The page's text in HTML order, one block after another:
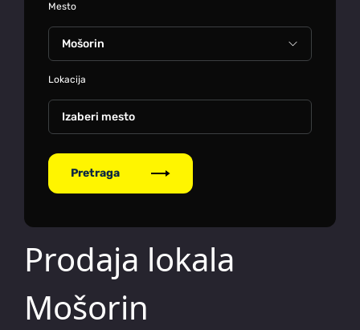
Mesto
Lokacija
Izaberi mesto
Pretraga
Prodaja lokala
Mošorin